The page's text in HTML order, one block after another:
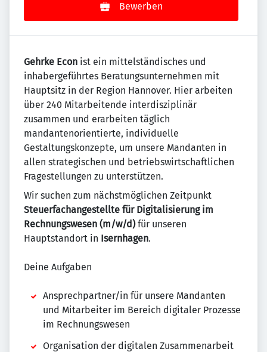
Bewerben
Gehrke Econ ist ein mittelständisches und
inhabergeführtes Beratungsunternehmen mit
Hauptsitz in der Region Hannover. Hier arbeiten
über 240 Mitarbeitende interdisziplinär
zusammen und erarbeiten täglich
mandantenorientierte, individuelle
Gestaltungskonzepte, um unsere Mandanten in
allen strategischen und betriebswirtschaftlichen
Fragestellungen zu unterstützen.
Wir suchen zum nächstmöglichen Zeitpunkt
Steuerfachangestellte für Digitalisierung im
Rechnungswesen (m/w/d)für unseren
Hauptstandort in Isernhagen.
Deine Aufgaben
Ansprechpartner/in für unsere Mandanten
und Mitarbeiter im Bereich digitaler Prozesse
im Rechnungswesen
Organisation der digitalen Zusammenarbeit